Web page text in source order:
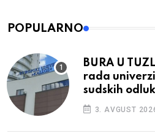
POPULARNO
BURA U
rada
sudskih
3. AVGUST